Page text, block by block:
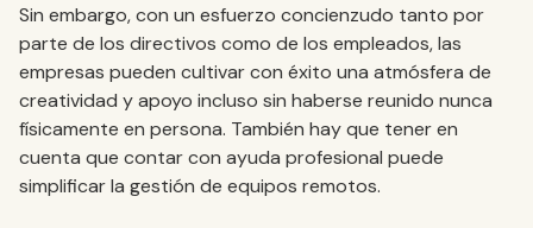
Sin embargo, con un esfuerzo concienzudo tanto por
parte de los directivos como de los empleados, las
empresas pueden cultivar con éxito una atmósfera de
creatividad y apoyo incluso sin haberse reunido nunca
físicamente en persona. También hay que tener en
cuenta que contar con ayuda profesional puede
simplificar la gestión de equipos remotos.